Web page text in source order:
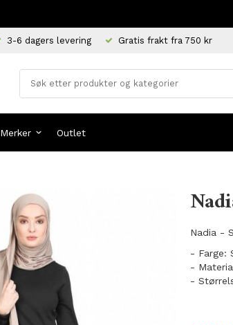
3-6 dagers levering Gratis frakt fra 750 kr
Merker Outlet
Nadia -
- Farge:
-
-